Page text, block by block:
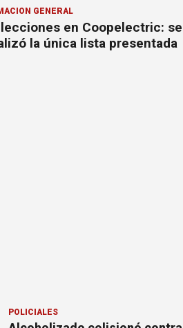
GENERAL
en Coopelectric: se
la única lista presentada
POLICIALES